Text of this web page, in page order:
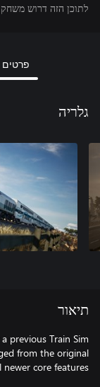
לתוכן הזה דרוש
פרטים
גלריה
תיאור
previous Train Sim
from the original